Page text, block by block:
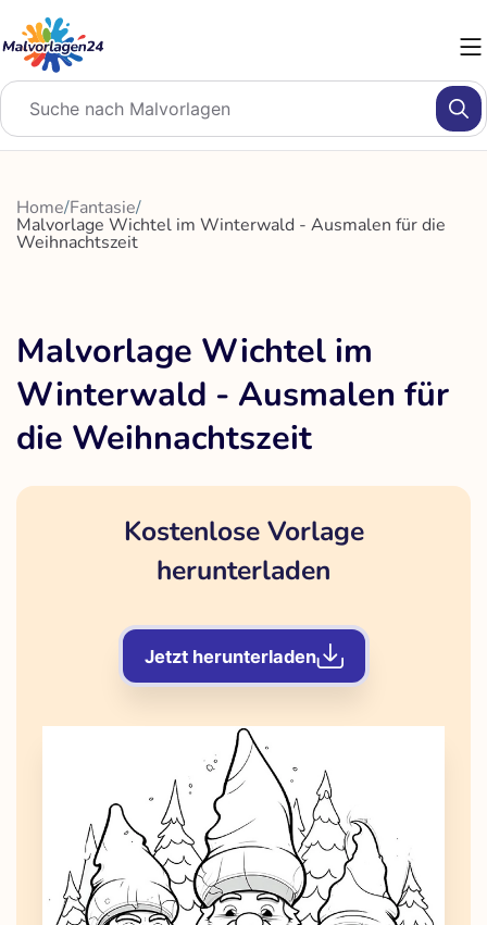
Inhalt
springen
Home/Fantasie/
Malvorlage Wichtel im Winterwald - Ausmalen für die
Weihnachtszeit
Malvorlage Wichtel im
Winterwald - Ausmalen für
die Weihnachtszeit
Kostenlose Vorlage
herunterladen
Jetzt herunterladen